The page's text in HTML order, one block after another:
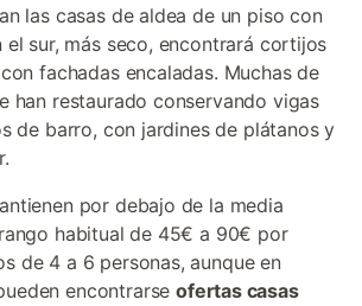
las casas de aldea de un piso con
sur, más seco, encontrará cortijos
fachadas encaladas. Muchas de
han restaurado conservando vigas
de barro, con jardines de plátanos y
por debajo de la media
habitual de 45€ a 90€ por
de 4 a 6 personas, aunque en
encontrarseofertas casas